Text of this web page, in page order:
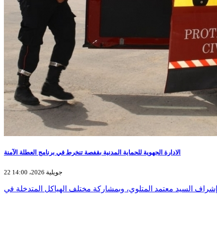
الادارة الجهوية للحماية المدنية بقفصة تنخرط في برنامج العطلة الآمنة
22 جويلية 2026، 14:00